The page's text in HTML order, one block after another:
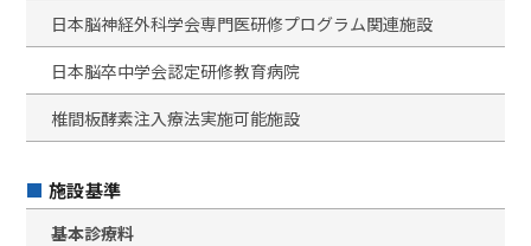
日本脳神経外科学会専門医研修プログラム関連施設
日本脳卒中学会認定研修教育病院
椎間板酵素注入療法実施可能施設
施設基準
基本診療料